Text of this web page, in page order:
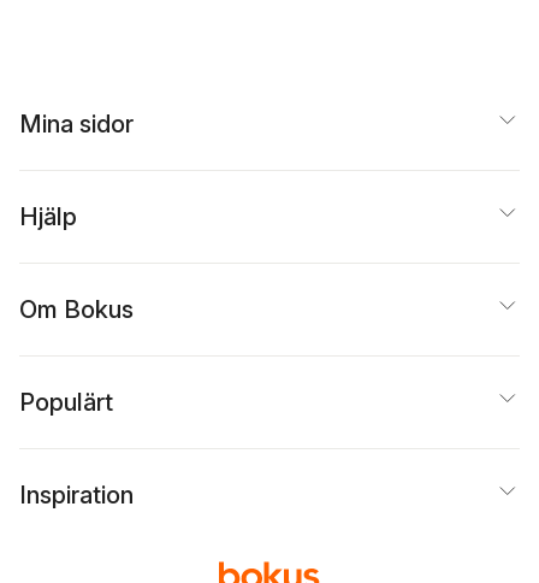
Mina sidor
Hjälp
Om Bokus
Populärt
Inspiration